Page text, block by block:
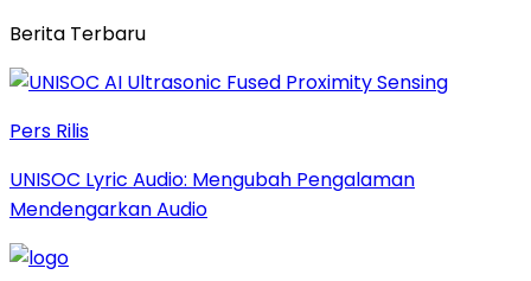
Berita Terbaru
Pers Rilis
UNISOC Lyric Audio: Mengubah Pengalaman
Mendengarkan Audio